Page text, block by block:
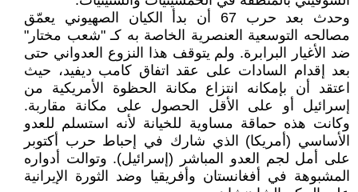
وحدث بعد حرب 67 أن بدأ الكيان الصهيوني يعمّق
مصالحه التوسعية العنصرية الخاصة به كـ "شعب مختار"
ضد الأغيار البرابرة. ولم يتوقف هذا النزوع العدواني حتى
بعد إقدام السادات على عقد اتفاق كامب ديفيد، حيث
اعتقد أن بإمكانه انتزاع مكانة الحظوة الأمريكية من
إسرائيل أو على الأقل الحصول على مكانة مقاربة.
وكانت هذه حماقة مساوية للخيانة لأنه استسلم للعدو
الأساسي (أمريكا) الذي شارك في إحباط حرب أكتوبر
على أمل لجم العدو المباشر (إسرائيل). وتوالت أدواره
المشبوهة في أفغانستان وأفريقيا وضد الثورة الإيرانية